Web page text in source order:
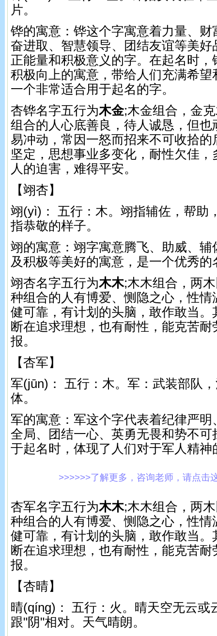
片。
铧的寓意：铧这个字寓意着力量、财
奋进取、智慧领导、团结友谊等美好
正能量和积极意义的字。在起名时
积极向上的寓意，带给人们充满希望
一个非常适合用于起名的字。
杏铧名字五行为木金;木金组合，金
组合的人心底善良，待人诚恳，但也
易冲动，常因一怒而招来不可收拾
坚定，思想事业多变化，耐性欠佳
人的迫害，难得平安。
【翊杏】
翊(yì)： 五行：木。 翊指辅佐，帮助
指恭敬的样子。
翊的寓意：翊字寓意腾飞、助威、辅
及积极等美好的寓意，是一个优秀的
翊杏名字五行为木木;木木组合，两
种组合的人有博爱、恻隐之心，性情
健可靠，有计划的头脑，敢作敢当。
断在追求理想，也有耐性，能克苦
报。
【杏军】
军(jūn)： 五行：木。 军：武装部队
体。
军的寓意：军这个字代表着纪律严明
全局、团结一心、英勇无畏和势不可
于起名时，体现了人们对于军人精神
>>>>>>了解更多，咨询老师，请点击
杏军名字五行为木木;木木组合，两
种组合的人有博爱、恻隐之心，性情
健可靠，有计划的头脑，敢作敢当。
断在追求理想，也有耐性，能克苦
报。
【杏晴】
晴(qínɡ)： 五行：火。 晴天空无云或
跟"阴"相对。天气晴朗。